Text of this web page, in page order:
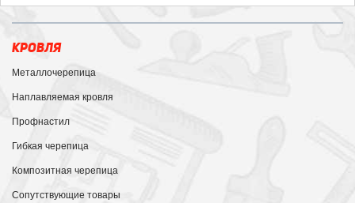
КРОВЛЯ
Металлочерепица
Наплавляемая кровля
Профнастил
Гибкая черепица
Композитная черепица
Сопутствующие товары